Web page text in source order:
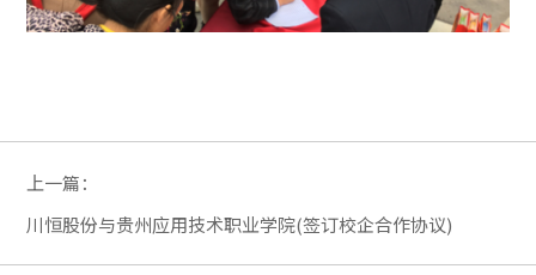
上一篇：
川恒股份与贵州应用技术职业学院(签订校企合作协议)